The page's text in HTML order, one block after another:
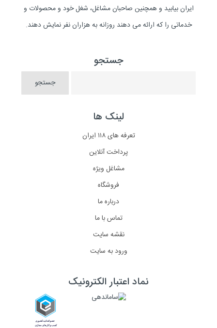
ایران بیابید و همچنین صاحبان مشاغل، شغل خود و محصولات و
خدماتی را که ارائه می دهند روزانه به هزاران نفر نمایش دهند.
جستجو
لینک ها
تعرفه های ۱۱۸ ایران
پرداخت آنلاین
مشاغل ویژه
فروشگاه
درباره ما
تماس با ما
نقشه سایت
ورود به سایت
نماد اعتبار الکترونیک